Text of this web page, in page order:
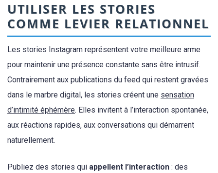
UTILISER LES STORIES
COMME LEVIER RELATIONNEL
Les stories Instagram représentent votre meilleure arme
pour maintenir une présence constante sans être intrusif.
Contrairement aux publications du feed qui restent gravées
dans le marbre digital, les stories créent une sensation
d’intimité éphémère. Elles invitent à l’interaction spontanée,
aux réactions rapides, aux conversations qui démarrent
naturellement.
Publiez des stories qui appellent l’interaction : des